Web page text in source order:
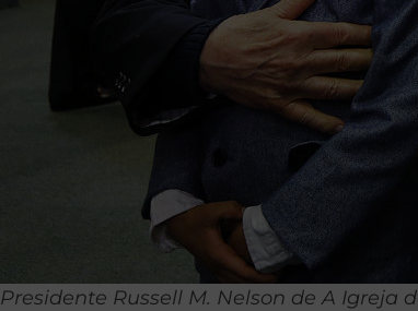
Presidente Russell M. Nelson de A Igreja